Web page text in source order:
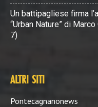
Un battipagliese firma
“Urban Nature” di
7)
ALTRI SITI
Pontecagnanonews